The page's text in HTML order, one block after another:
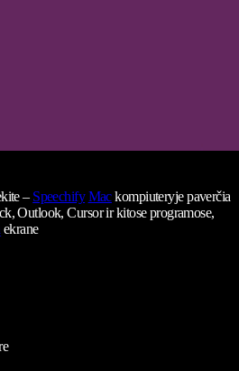
– Speechify Mackompiuteryje paverčia
Outlook, Cursor ir kitose programose,
ekrane